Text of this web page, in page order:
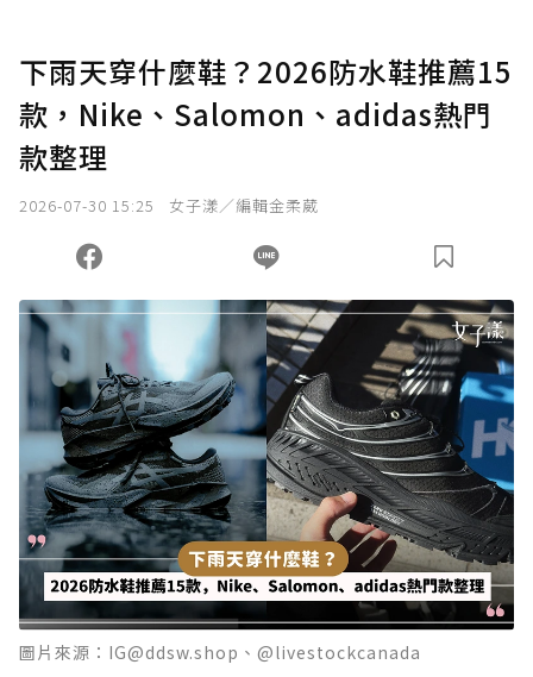
下雨天穿什麼鞋？2026防水鞋推薦15
款，Nike、Salomon、adidas熱門
款整理
2026-07-30 15:25 女子漾／編輯金柔葳
圖片來源：IG@ddsw.shop、@livestockcanada